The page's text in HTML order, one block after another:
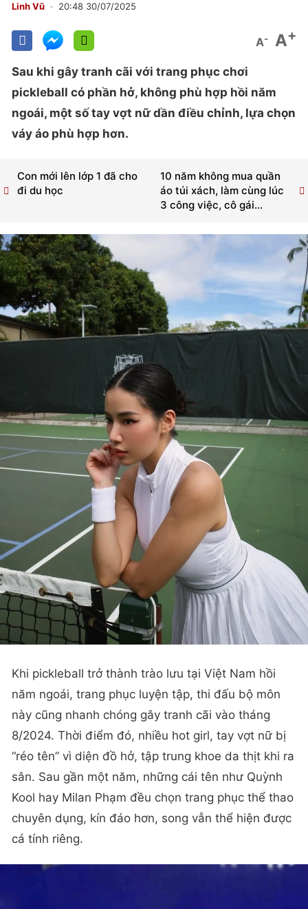
Linh Vũ 20:48 30/07/2025
A- A+
Sau khi gây tranh cãi với trang phục chơi
pickleball có phần hở, không phù hợp hồi năm
ngoái, một số tay vợt nữ dần điều chỉnh, lựa chọn
váy áo phù hợp hơn.
10 năm không mua quần
áo túi xách, làm cùng lúc
3 công việc, cô gái...
Con mới lên lớp 1 đã cho
đi du học
Khi pickleball trở thành trào lưu tại Việt Nam hồi
năm ngoái, trang phục luyện tập, thi đấu bộ môn
này cũng nhanh chóng gây tranh cãi vào tháng
8/2024. Thời điểm đó, nhiều hot girl, tay vợt nữ bị
“réo tên” vì diện đồ hở, tập trung khoe da thịt khi ra
sân. Sau gần một năm, những cái tên như Quỳnh
Kool hay Milan Phạm đều chọn trang phục thể thao
chuyên dụng, kín đáo hơn, song vẫn thể hiện được
cá tính riêng.